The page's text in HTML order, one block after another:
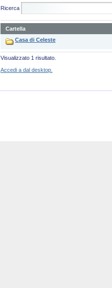
Ricerca
Cartella
Casa di Celeste
Visualizzato 1 risultato.
Accedi a dal desktop.